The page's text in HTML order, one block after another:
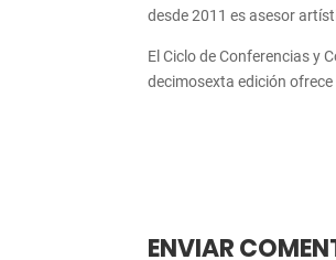
desde 2011 es asesor
El Ciclo de Conferencias y
decimosexta edición
ENVIAR